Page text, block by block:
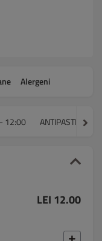
Alergeni
12:00 ANTIPASTI
LEI 12.00